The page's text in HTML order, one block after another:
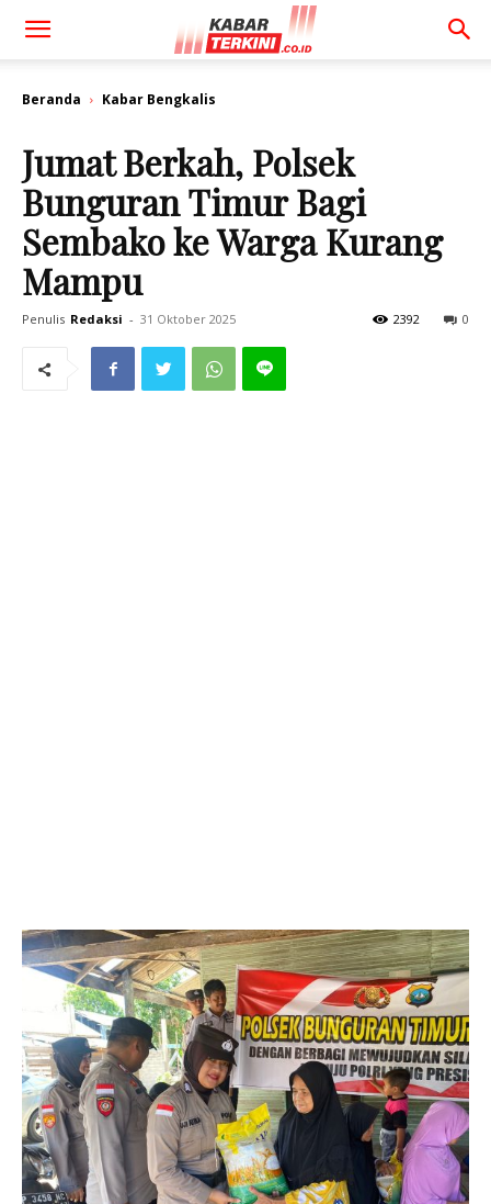
Beranda Kabar Bengkalis
Jumat Berkah, Polsek
Bunguran Timur Bagi
Sembako ke Warga Kurang
Mampu
Penulis Redaksi - 31 Oktober 2025 0
2392